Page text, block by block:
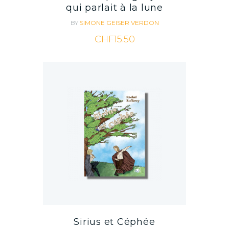
qui parlait à la lune
BY SIMONE GEISER VERDON
CHF15.50
Sirius et Céphée